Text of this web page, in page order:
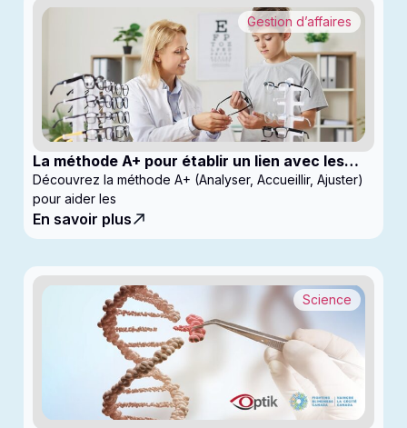
La méthode A+ pour établir un lien avec les
enfants en clinique
Gestion d’affaires
Découvrez la méthode A+ (Analyser, Accueillir, Ajuster)
pour aider les
En savoir plus
Science